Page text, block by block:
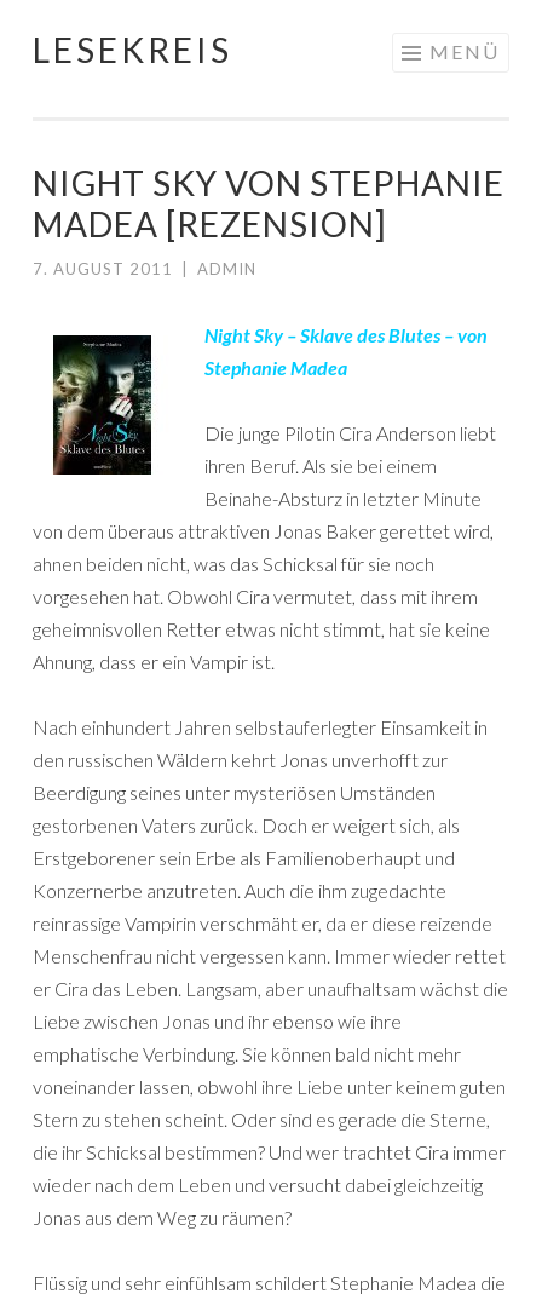
Springe
LESEKREIS MENÜ
NIGHT SKY VON STEPHANIE
MADEA [REZENSION]
7. AUGUST 2011 ADMIN
Night Sky – Sklave des Blutes – von
Stephanie Madea
Die junge Pilotin Cira Anderson liebt
ihren Beruf. Als sie bei einem
Beinahe-Absturz in letzter Minute
von dem überaus attraktiven Jonas Baker gerettet wird,
ahnen beiden nicht, was das Schicksal für sie noch
vorgesehen hat. Obwohl Cira vermutet, dass mit ihrem
geheimnisvollen Retter etwas nicht stimmt, hat sie keine
Ahnung, dass er ein Vampir ist.
Nach einhundert Jahren selbstauferlegter Einsamkeit in
den russischen Wäldern kehrt Jonas unverhofft zur
Beerdigung seines unter mysteriösen Umständen
gestorbenen Vaters zurück. Doch er weigert sich, als
Erstgeborener sein Erbe als Familienoberhaupt und
Konzernerbe anzutreten. Auch die ihm zugedachte
reinrassige Vampirin verschmäht er, da er diese reizende
Menschenfrau nicht vergessen kann. Immer wieder rettet
er Cira das Leben. Langsam, aber unaufhaltsam wächst die
Liebe zwischen Jonas und ihr ebenso wie ihre
emphatische Verbindung. Sie können bald nicht mehr
voneinander lassen, obwohl ihre Liebe unter keinem guten
Stern zu stehen scheint. Oder sind es gerade die Sterne,
die ihr Schicksal bestimmen? Und wer trachtet Cira immer
wieder nach dem Leben und versucht dabei gleichzeitig
Jonas aus dem Weg zu räumen?
Flüssig und sehr einfühlsam schildert Stephanie Madea die